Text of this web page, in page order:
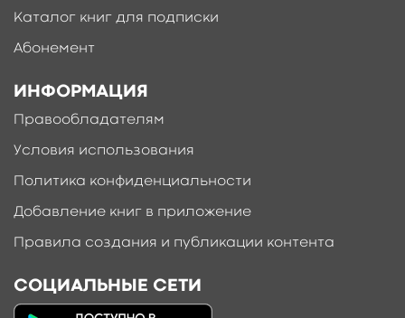
Каталог книг для подписки
Абонемент
ИНФОРМАЦИЯ
Правообладателям
Условия использования
Политика конфиденциальности
Добавление книг в приложение
Правила создания и публикации контента
СОЦИАЛЬНЫЕ СЕТИ